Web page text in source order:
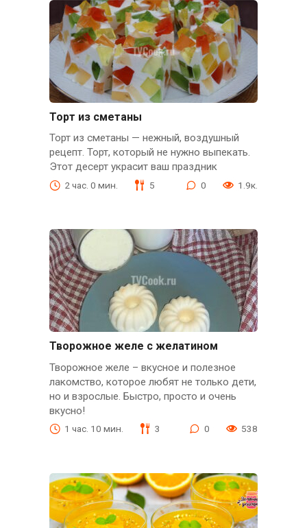
Торт из сметаны
Торт из сметаны — нежный, воздушный
рецепт. Торт, который не нужно выпекать.
Этот десерт украсит ваш праздник
2 час. 0 мин. 5 0 1.9к.
Творожное желе с желатином
Творожное желе – вкусное и полезное
лакомство, которое любят не только дети,
но и взрослые. Быстро, просто и очень
вкусно!
1 час. 10 мин. 3 0 538